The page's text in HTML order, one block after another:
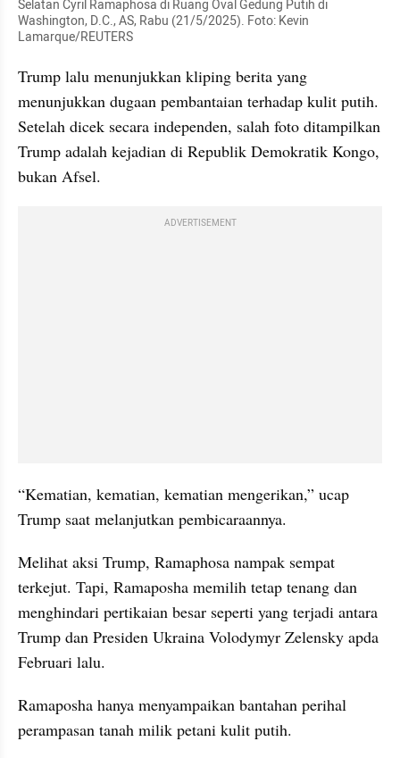
Selatan Cyril Ramaphosa di Ruang Oval Gedung Putih di
Washington, D.C., AS, Rabu (21/5/2025). Foto: Kevin
Lamarque/REUTERS
Trump lalu menunjukkan kliping berita yang
menunjukkan dugaan pembantaian terhadap kulit putih.
Setelah dicek secara independen, salah foto ditampilkan
Trump adalah kejadian di Republik Demokratik Kongo,
bukan Afsel.
ADVERTISEMENT
“Kematian, kematian, kematian mengerikan,” ucap
Trump saat melanjutkan pembicaraannya.
Melihat aksi Trump, Ramaphosa nampak sempat
terkejut. Tapi, Ramaposha memilih tetap tenang dan
menghindari pertikaian besar seperti yang terjadi antara
Trump dan Presiden Ukraina Volodymyr Zelensky apda
Februari lalu.
Ramaposha hanya menyampaikan bantahan perihal
perampasan tanah milik petani kulit putih.